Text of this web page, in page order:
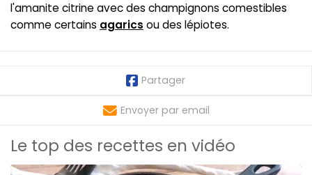
l'amanite citrine avec des champignons comestibles
comme certains agarics ou des lépiotes.
Partager
Envoyer par email
Le top des recettes en vidéo